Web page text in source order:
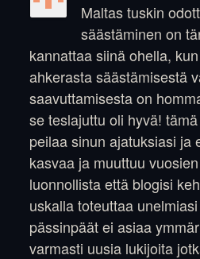
Maltas tuskin
säästäminen on
kannattaa siinä ohella,
ahkerasta säästämisestä
saavuttamisesta on
se teslajuttu oli hyvä!
peilaa sinun ajatuksiasi ja
kasvaa ja muuttuu
luonnollista että blogisi
uskalla toteuttaa
pässinpäät ei asiaa
varmasti uusia lukijoita